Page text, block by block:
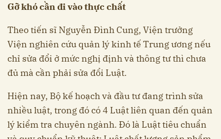
Gỡ khó cần đi vào thực chất
Theo tiến sĩ Nguyễn Đình Cung, Viện trưởng
Viện nghiên cứu quản lý kinh tế Trung ương nếu
chỉ sửa đổi ở mức nghị định và thông tư thì chưa
đủ mà cần phải sửa đổi Luật.
Hiện nay, Bộ kế hoạch và đầu tư đang trình sửa
nhiều luật, trong đó có 4 Luật liên quan đến quản
lý kiểm tra chuyên ngành. Đó là Luật tiêu chuẩn